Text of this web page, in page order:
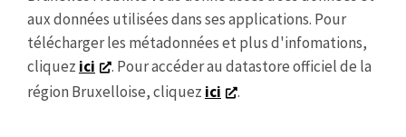
aux données utilisées dans ses applications. Pour
télécharger les métadonnées et plus d'infomations,
cliquez ici
. Pour accéder au datastore officiel de la
région Bruxelloise, cliquez ici .